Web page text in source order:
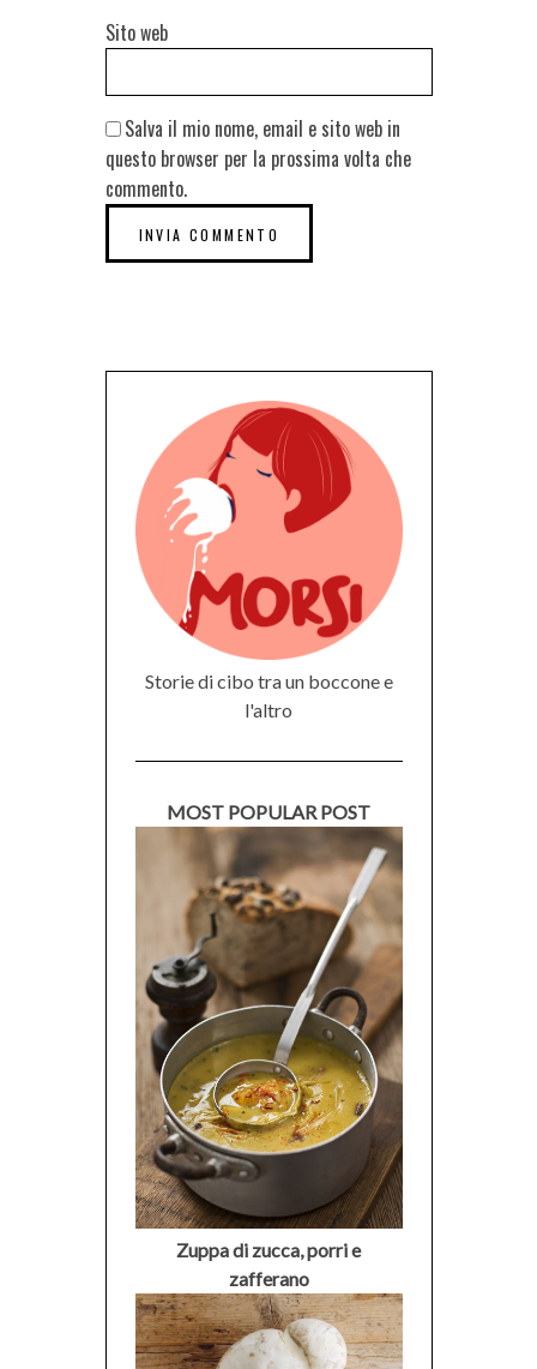
Sito web
Salva il mio nome, email e sito web in
questo browser per la prossima volta che
commento.
Storie di cibo tra un boccone e
l'altro
MOST POPULAR POST
Zuppa di zucca, porri e
zafferano